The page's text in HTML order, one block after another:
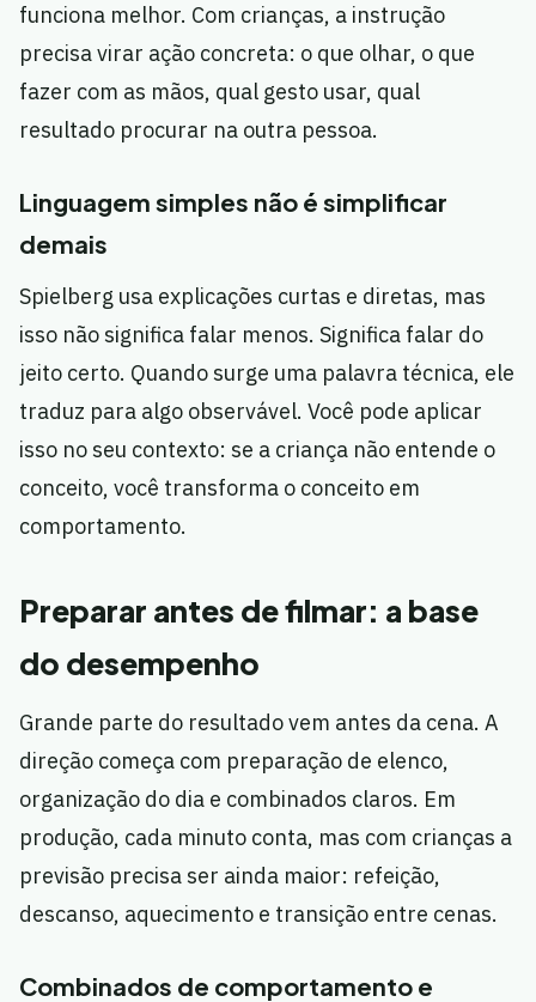
funciona melhor. Com crianças, a instrução
precisa virar ação concreta: o que olhar, o que
fazer com as mãos, qual gesto usar, qual
resultado procurar na outra pessoa.
Linguagem simples não é simplificar
demais
Spielberg usa explicações curtas e diretas, mas
isso não significa falar menos. Significa falar do
jeito certo. Quando surge uma palavra técnica, ele
traduz para algo observável. Você pode aplicar
isso no seu contexto: se a criança não entende o
conceito, você transforma o conceito em
comportamento.
Preparar antes de filmar: a base
do desempenho
Grande parte do resultado vem antes da cena. A
direção começa com preparação de elenco,
organização do dia e combinados claros. Em
produção, cada minuto conta, mas com crianças a
previsão precisa ser ainda maior: refeição,
descanso, aquecimento e transição entre cenas.
Combinados de comportamento e